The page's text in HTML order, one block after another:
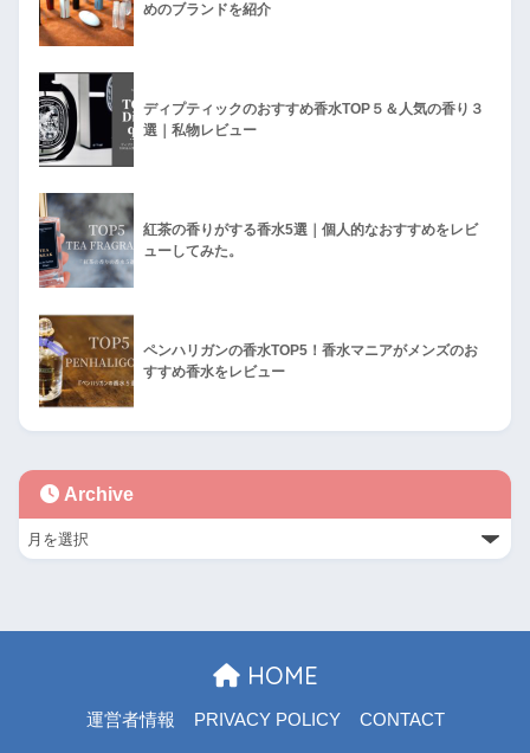
めのブランドを紹介
ディプティックのおすすめ香水TOP５＆人気の香り３
選｜私物レビュー
紅茶の香りがする香水5選｜個人的なおすすめをレビ
ューしてみた。
ペンハリガンの香水TOP5！香水マニアがメンズのお
すすめ香水をレビュー
Archive
HOME
運営者情報 PRIVACY POLICY CONTACT